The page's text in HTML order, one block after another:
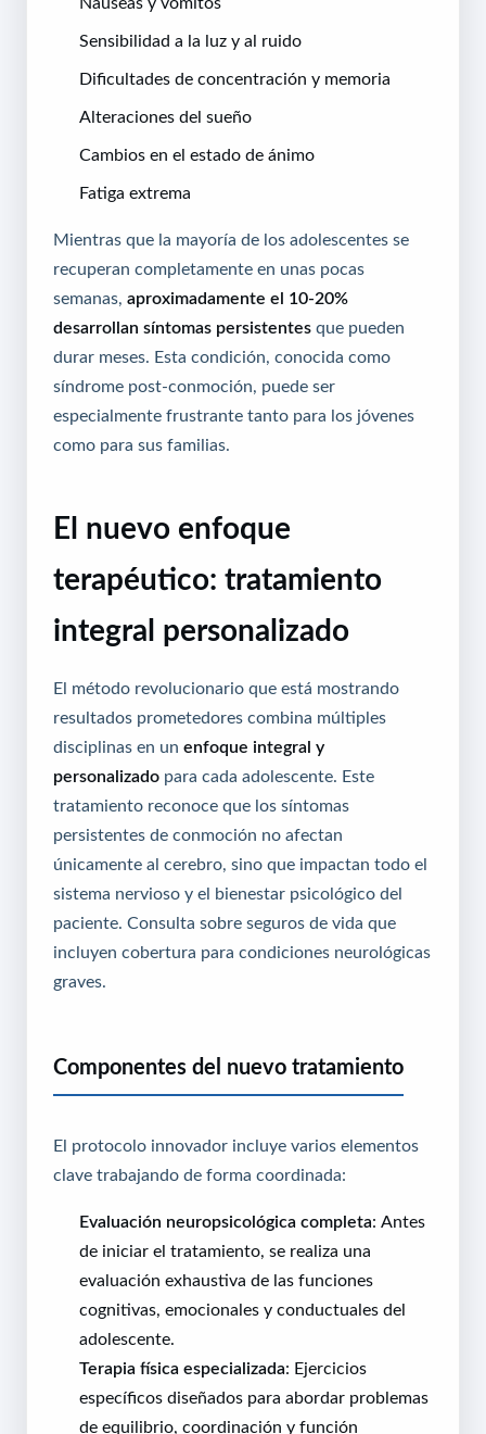
Sensibilidad a la luz y al ruido
Dificultades de concentración y memoria
Alteraciones del sueño
Cambios en el estado de ánimo
Fatiga extrema
Mientras que la mayoría de los adolescentes se
recuperan completamente en unas pocas
semanas, aproximadamente el 10-20%
desarrollan síntomas persistentes que pueden
durar meses. Esta condición, conocida como
síndrome post-conmoción, puede ser
especialmente frustrante tanto para los jóvenes
como para sus familias.
El nuevo enfoque
terapéutico: tratamiento
integral personalizado
El método revolucionario que está mostrando
resultados prometedores combina múltiples
disciplinas en un enfoque integral y
personalizado para cada adolescente. Este
tratamiento reconoce que los síntomas
persistentes de conmoción no afectan
únicamente al cerebro, sino que impactan todo el
sistema nervioso y el bienestar psicológico del
paciente. Consulta sobre seguros de vida que
incluyen cobertura para condiciones neurológicas
graves.
Componentes del nuevo tratamiento
El protocolo innovador incluye varios elementos
clave trabajando de forma coordinada:
Evaluación neuropsicológica completa: Antes
de iniciar el tratamiento, se realiza una
evaluación exhaustiva de las funciones
cognitivas, emocionales y conductuales del
adolescente.
Terapia física especializada: Ejercicios
específicos diseñados para abordar problemas
de equilibrio, coordinación y función